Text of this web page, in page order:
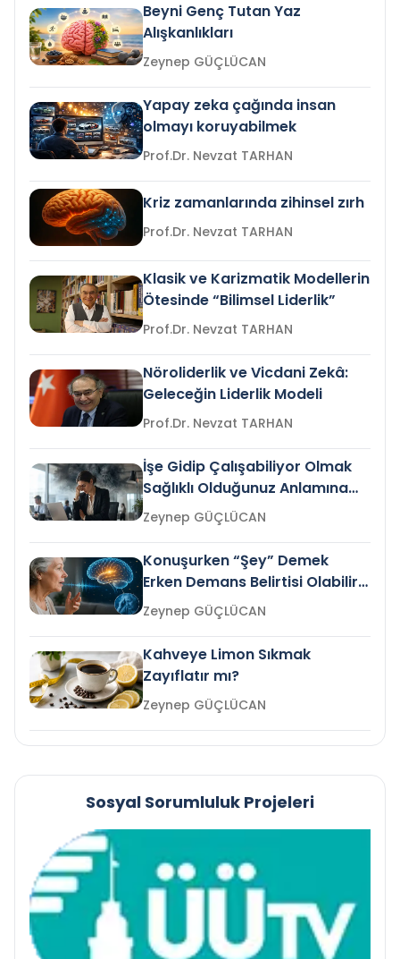
Beyni Genç Tutan Yaz
Alışkanlıkları
Zeynep GÜÇLÜCAN
Yapay zeka çağında insan
olmayı koruyabilmek
Prof.Dr. Nevzat TARHAN
Kriz zamanlarında zihinsel zırh
Prof.Dr. Nevzat TARHAN
Klasik ve Karizmatik Modellerin
Ötesinde “Bilimsel Liderlik”
Prof.Dr. Nevzat TARHAN
Nöroliderlik ve Vicdani Zekâ:
Geleceğin Liderlik Modeli
Prof.Dr. Nevzat TARHAN
İşe Gidip Çalışabiliyor Olmak
Sağlıklı Olduğunuz Anlamına
Gelir mi?Zeynep GÜÇLÜCAN
Konuşurken “Şey” Demek
Erken Demans Belirtisi Olabilir
mi?
Zeynep GÜÇLÜCAN
Kahveye Limon Sıkmak
Zayıflatır mı?
Zeynep GÜÇLÜCAN
Sosyal Sorumluluk Projeleri